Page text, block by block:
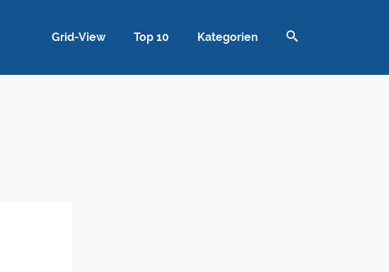
Grid-View Top 10 Kategorien